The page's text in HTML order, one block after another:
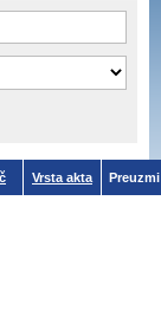
Vrsta akta Preuzmi